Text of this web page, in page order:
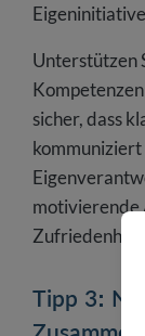
Unterstützen
sicher, dass
motivierende
Zufriedenheit
Tipp 3: